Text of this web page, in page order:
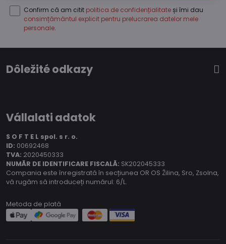
Confirm că am citit politica de confidențialitate și îmi dau
consimțământul explicit pentru prelucrarea datelor mele
personale.
Dôležité odkazy
Vállalati adatok
S O F T E L spol. s r. o.
ID: 00692468
TVA: 2020450333
NUMĂR DE IDENTIFICARE FISCALĂ: SK202045333
Compania este înregistrată în secțiunea OR OS Žilina, Sro, Zsolna,
vă rugăm să introduceți numărul: 6/L.
Metoda de plată